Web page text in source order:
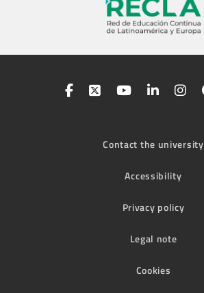
Contact the university
Accessibility
Privacy policy
Legal note
Cookies